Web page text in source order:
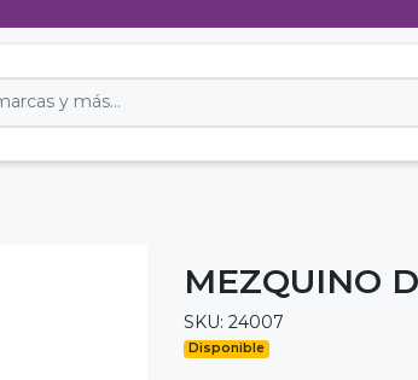
MEZQUINO
SKU: 24007
Disponible